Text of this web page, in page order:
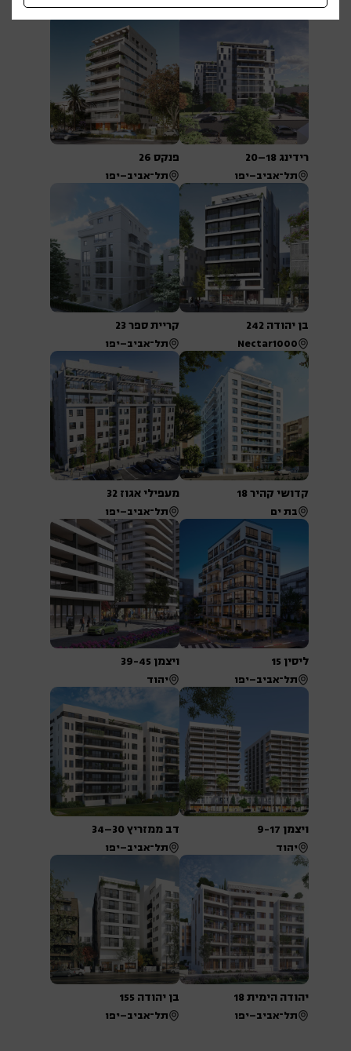
תל־אביב–יפו תל־אביב–יפו
רידינג 18–20
תל־אביב–יפו
פנקס 26
תל־אביב–יפו
בן יהודה 242
Nectar1000
קריית ספר 23
תל־אביב–יפו
קדושי קהיר 18
בת ים
מעפילי אגוז 32
תל־אביב–יפו
ליסין 15
תל־אביב–יפו
ויצמן 39-45
יהוד
ויצמן 9-17
יהוד
דב ממזריץ 30–34
תל־אביב–יפו
יהודה הימית 18
תל־אביב–יפו
בן יהודה 155
תל־אביב–יפו